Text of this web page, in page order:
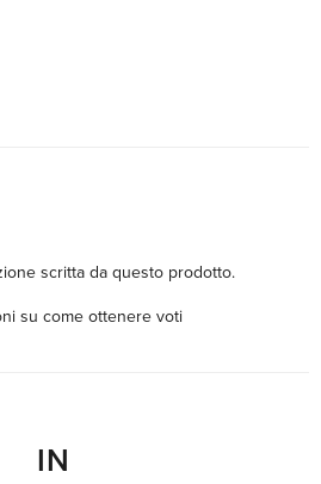
scritta da questo prodotto.
su come ottenere voti
IN